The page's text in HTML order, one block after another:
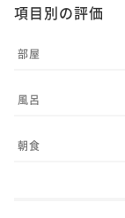
項目別の評価
部屋
風呂
朝食